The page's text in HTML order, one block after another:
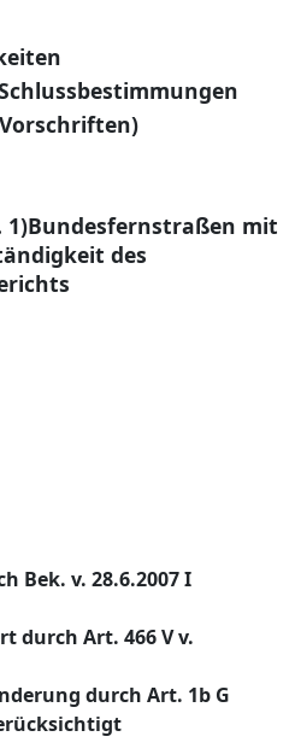
1)Bundesfernstraßen mit
des
Bek. v. 28.6.2007 I
durch Art. 466 V v.
durch Art. 1b G